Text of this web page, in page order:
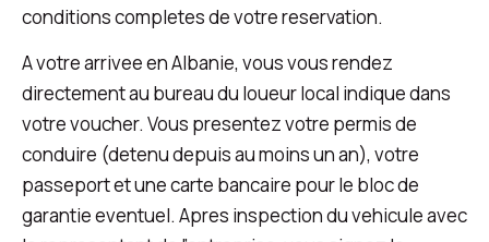
conditions completes de votre reservation.
A votre arrivee en Albanie, vous vous rendez
directement au bureau du loueur local indique dans
votre voucher. Vous presentez votre permis de
conduire (detenu depuis au moins un an), votre
passeport et une carte bancaire pour le bloc de
garantie eventuel. Apres inspection du vehicule avec